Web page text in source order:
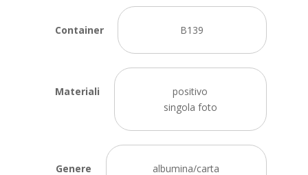
Container B139
Materiali
positivo
singola foto
Genere albumina/carta